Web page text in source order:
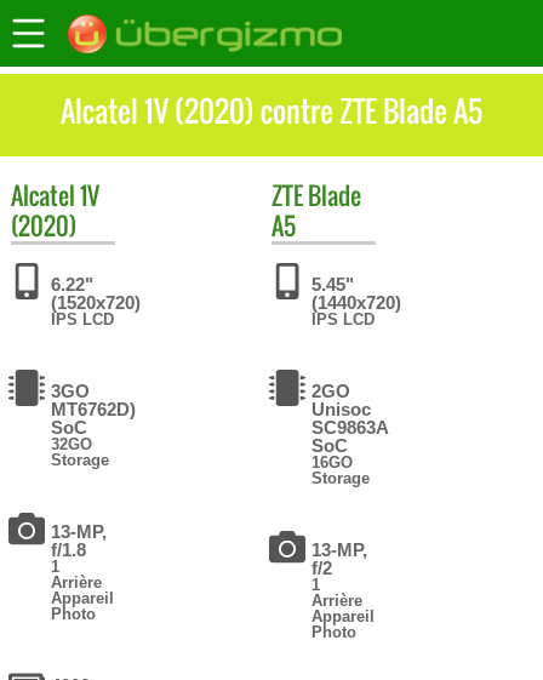
Alcatel 1V (2020) contre ZTE Blade A5
Alcatel1V
(2020)
6.22"
(1520x720)
IPS LCD
3GO
MT6762D)
SoC
32GO
Storage
13-MP,
f/1.8
1
Arrière
Appareil
Photo
ZTEBlade
A5
5.45"
(1440x720)
IPS LCD
2GO
Unisoc
SC9863A
SoC
16GO
Storage
13-MP,
f/2
1
Arrière
Appareil
Photo